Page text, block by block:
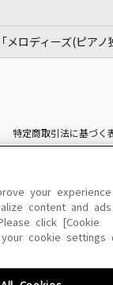
「メロディーズ(ピア
特定商取引法に基づく
このサイトに掲載さ
your
content and ads
click [Cookie
cookie settings